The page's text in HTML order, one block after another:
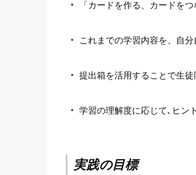
「カードを作る、カードを
これまでの学習内容を、自
提出箱を活用することで生徒
学習の理解度に応じて､ヒン
実践の目標